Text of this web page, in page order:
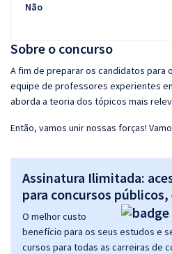
Sobre o concurso
A fim de preparar os candidatos para
equipe de professores experientes
aborda a teoria dos tópicos mais
Então, vamos unir nossas forças!
Assinatura Ilimitada:
para concursos
O melhor custo
benefício para os seus estudos e
cursos para todas as carreiras de
Não